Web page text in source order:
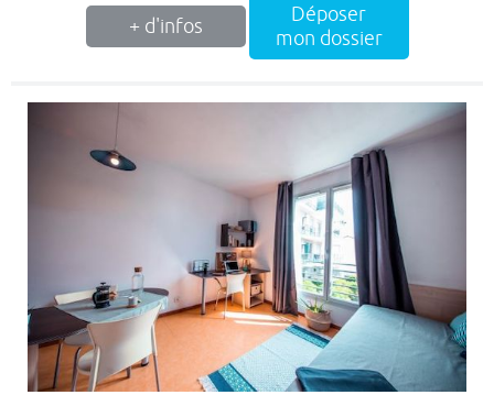
+ d'infos
Déposer
mon dossier